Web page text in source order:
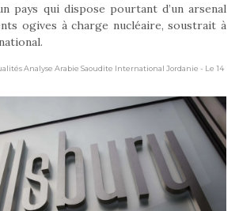
pays qui dispose pourtant d’un arsenal
ogives à charge nucléaire, soustrait à
Analyse Arabie Saoudite International Jordanie - Le 14